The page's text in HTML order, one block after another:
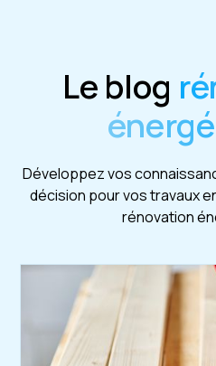
Le blog
Développez vos
décision pour vos travaux
rénovation